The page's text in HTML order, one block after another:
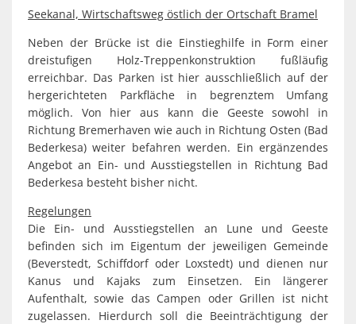
Seekanal, Wirtschaftsweg östlich der Ortschaft Bramel
Neben der Brücke ist die Einstieghilfe in Form einer
dreistufigen Holz-Treppenkonstruktion fußläufig
erreichbar. Das Parken ist hier ausschließlich auf der
hergerichteten Parkfläche in begrenztem Umfang
möglich. Von hier aus kann die Geeste sowohl in
Richtung Bremerhaven wie auch in Richtung Osten (Bad
Bederkesa) weiter befahren werden. Ein ergänzendes
Angebot an Ein- und Ausstiegstellen in Richtung Bad
Bederkesa besteht bisher nicht.
Regelungen
Die Ein- und Ausstiegstellen an Lune und Geeste
befinden sich im Eigentum der jeweiligen Gemeinde
(Beverstedt, Schiffdorf oder Loxstedt) und dienen nur
Kanus und Kajaks zum Einsetzen. Ein längerer
Aufenthalt, sowie das Campen oder Grillen ist nicht
zugelassen. Hierdurch soll die Beeinträchtigung der